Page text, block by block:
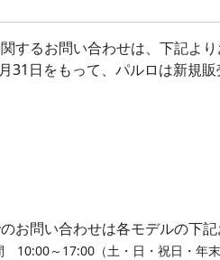
するお問い合わせは、下記より
31日をもって、パルロは新規
お問い合わせは各モデルの下
10:00～17:00（土・日・祝日・年末